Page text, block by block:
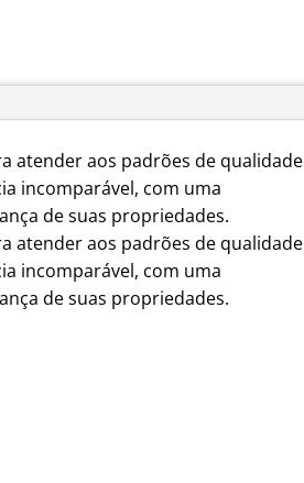
atender aos padrões de qualidade
incomparável, com uma
de suas propriedades.
atender aos padrões de qualidade
incomparável, com uma
de suas propriedades.